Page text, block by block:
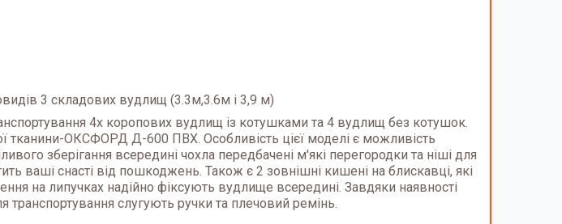
3 складових вудлищ (3.3м,3.6м і 3,9 м)
4х коропових вудлищ із котушками та 4 вудлищ без котушок.
тканини-ОКСФОРД Д-600 ПВХ. Особливість цієї моделі є можливість
зберігання всередині чохла передбачені м'які перегородки та ніші для
ваші снасті від пошкоджень. Також є 2 зовнішні кишені на блискавці, які
на липучках надійно фіксують вудлище всередині. Завдяки наявності
слугують ручки та плечовий ремінь.